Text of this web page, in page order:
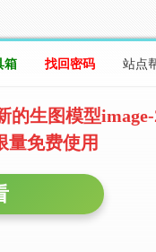
箱 找回密码 站点
的生图模型
量免费使用